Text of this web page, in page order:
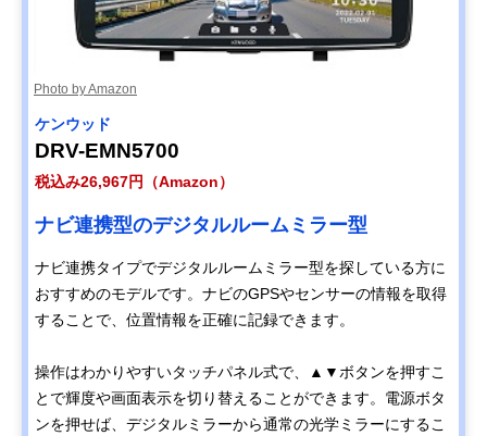
Photo by Amazon
ケンウッド
DRV-EMN5700
税込み26,967円（Amazon）
ナビ連携型のデジタルルームミラー型
ナビ連携タイプでデジタルルームミラー型を探している方に
おすすめのモデルです。ナビのGPSやセンサーの情報を取得
することで、位置情報を正確に記録できます。
操作はわかりやすいタッチパネル式で、▲▼ボタンを押すこ
とで輝度や画面表示を切り替えることができます。電源ボタ
ンを押せば、デジタルミラーから通常の光学ミラーにするこ